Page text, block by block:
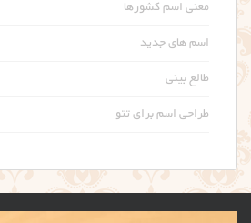
معنی اسم کشورها
اسم های جدید
طالع بینی
طراحی اسم برای تتو